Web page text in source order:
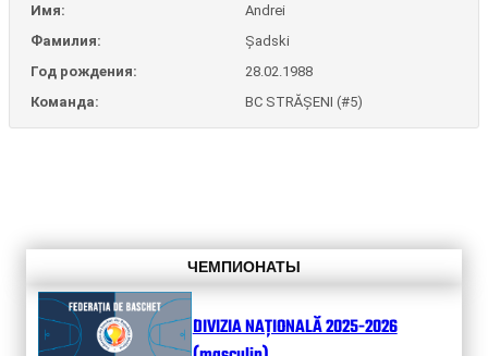
Имя:
Andrei
Фамилия:
Șadski
Год рождения:
28.02.1988
Команда:
BC STRĂȘENI (#5)
ЧЕМПИОНАТЫ
DIVIZIA NAȚIONALĂ 2025-2026